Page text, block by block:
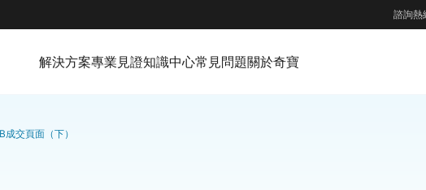
諮詢
解決方案專業見證知識中心常見問題關於奇寶
交頁面（下）